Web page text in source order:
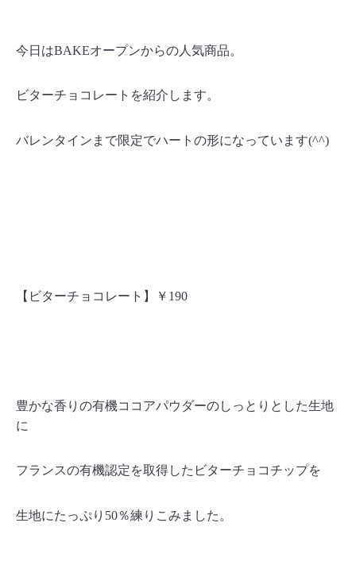
今日はBAKEオープンからの人気商品。
ビターチョコレートを紹介します。
バレンタインまで限定でハートの形になっています(^^)
【ビターチョコレート】￥ 190
豊かな香りの有機ココアパウダーのしっとりとした生地
に
フランスの有機認定を取得したビターチョコチップを
生地にたっぷり 50％練りこみました。